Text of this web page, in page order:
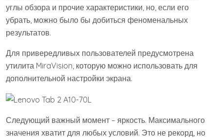
углы обзора и прочие характеристики, но, если его
убрать, можно было бы добиться феноменальных
результатов.
Для привередливых пользователей предусмотрена
утилита MiraVision, которую можно использовать для
дополнительной настройки экрана.
Следующий важный момент – яркость. Максимального
значения хватит для любых условий. Это не рекорд, но